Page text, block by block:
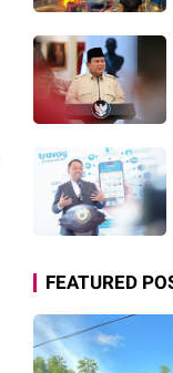
FEATURED